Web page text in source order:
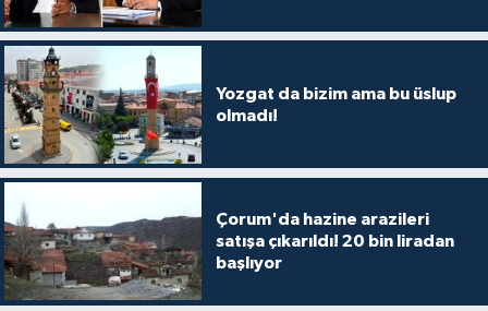
Yozgat da bizim ama bu üslup
olmadı!
Çorum'da hazine arazileri
satışa çıkarıldı! 20 bin liradan
başlıyor